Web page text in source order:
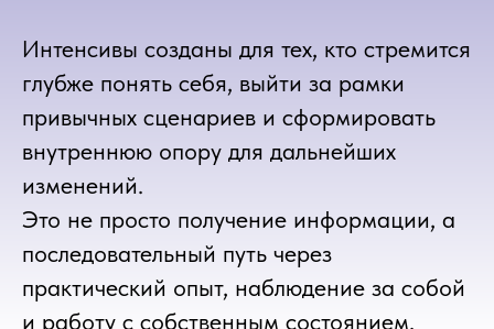
Интенсивы созданы для тех, кто стремится
глубже понять себя, выйти за рамки
привычных сценариев и сформировать
внутреннюю опору для дальнейших
изменений.
Это не просто получение информации, а
последовательный путь через
практический опыт, наблюдение за собой
и работу с собственным состоянием.